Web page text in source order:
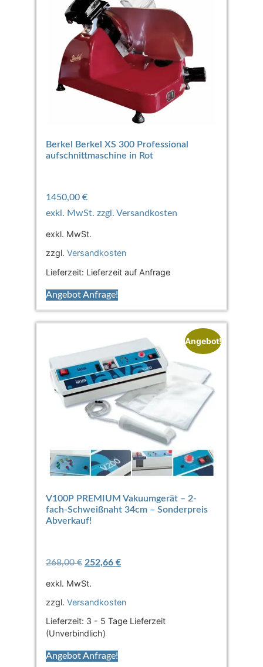
Berkel Berkel XS 300 Professional
aufschnittmaschine in Rot
1450,00 €
exkl. MwSt.
zzgl. Versandkosten
Lieferzeit: Lieferzeit auf Anfrage
Angebot Anfrage!
Angebot!
V100P PREMIUM Vakuumgerät – 2-
fach-Schweißnaht 34cm – Sonderpreis
Abverkauf!
268,00€ 252,66 €
exkl. MwSt.
zzgl. Versandkosten
Lieferzeit: 3 - 5 Tage Lieferzeit
(Unverbindlich)
Angebot Anfrage!